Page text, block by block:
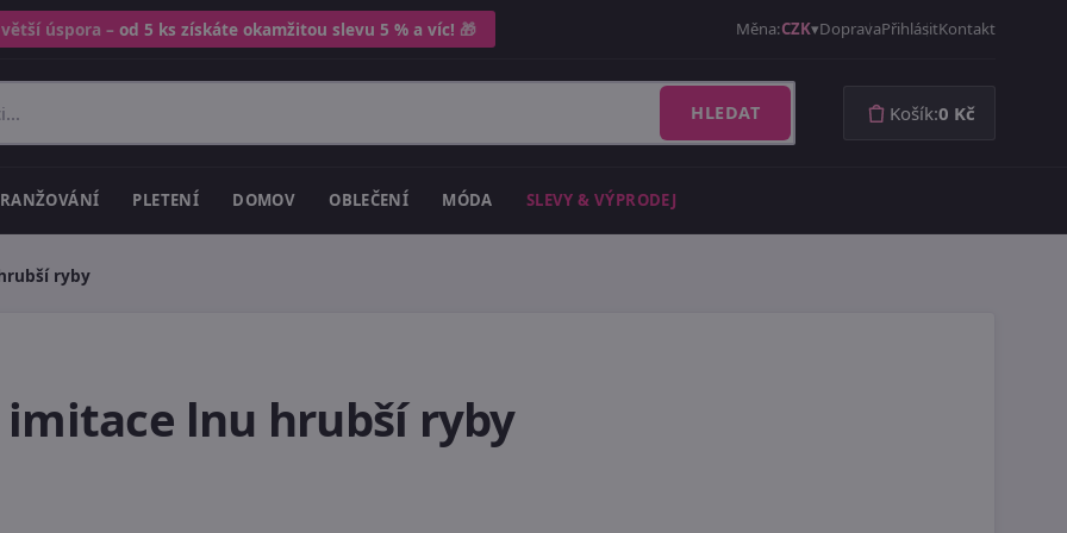
úspora – od 5 ks získáte okamžitou slevu 5 % a víc! 🎁 Měna:CZK DopravaPřihlásitKontakt
HLEDAT Košík:0 Kč
PLETENÍ DOMOV OBLEČENÍ MÓDA SLEVY & VÝPRODEJ
ryby
imitace lnu hrubší ryby